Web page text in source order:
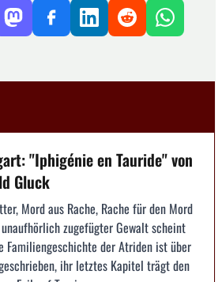
"Iphigénie en Tauride" von
Gluck
Mord aus Rache, Rache für den Mord
zugefügter Gewalt scheint
Familiengeschichte der Atriden ist über
ihr letztes Kapitel trägt den